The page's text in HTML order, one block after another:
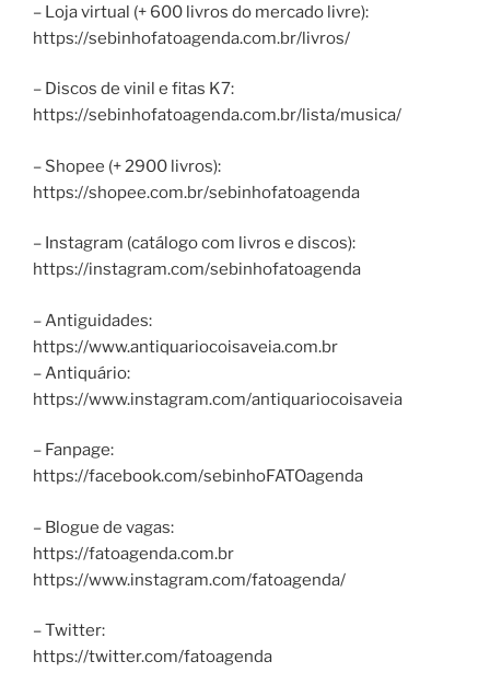
– Loja virtual (+ 600 livros do mercado livre):
https://sebinhofatoagenda.com.br/livros/
– Discos de vinil e fitas K7:
https://sebinhofatoagenda.com.br/lista/musica/
– Shopee (+ 2900 livros):
https://shopee.com.br/sebinhofatoagenda
– Instagram (catálogo com livros e discos):
https://instagram.com/sebinhofatoagenda
– Antiguidades:
https://www.antiquariocoisaveia.com.br
– Antiquário:
https://www.instagram.com/antiquariocoisaveia
– Fanpage:
https://facebook.com/sebinhoFATOagenda
– Blogue de vagas:
https://fatoagenda.com.br
https://www.instagram.com/fatoagenda/
– Twitter:
https://twitter.com/fatoagenda